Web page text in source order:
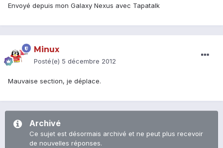
Envoyé depuis mon Galaxy Nexus avec Tapatalk
Minux
Posté(e) 5 décembre 2012
Mauvaise section, je déplace.
Archivé
Ce sujet est désormais archivé et ne peut plus recevoir
de nouvelles réponses.